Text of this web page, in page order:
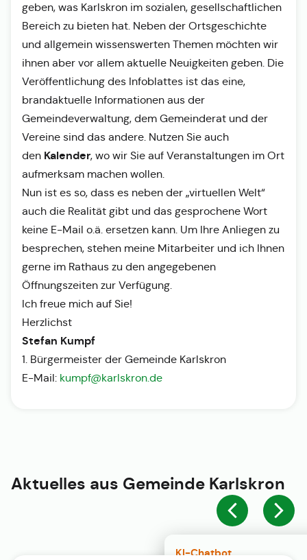
KI-Chatbot
geben, was Karlskron im sozialen, gesellschaftlichen
Bereich zu bieten hat. Neben der Ortsgeschichte
und allgemein wissenswerten Themen möchten wir
ihnen aber vor allem aktuelle Neuigkeiten geben. Die
Veröffentlichung des Infoblattes ist das eine,
brandaktuelle Informationen aus der
Gemeindeverwaltung, dem Gemeinderat und der
Vereine sind das andere. Nutzen Sie auch
den Kalender, wo wir Sie auf Veranstaltungen im Ort
aufmerksam machen wollen.
Nun ist es so, dass es neben der „virtuellen Welt“
auch die Realität gibt und das gesprochene Wort
keine E-Mail o.ä. ersetzen kann. Um Ihre Anliegen zu
besprechen, stehen meine Mitarbeiter und ich Ihnen
gerne im Rathaus zu den angegebenen
Öffnungszeiten zur Verfügung.
Ich freue mich auf Sie!
Herzlichst
Stefan Kumpf
1. Bürgermeister der Gemeinde Karlskron
E-Mail: kumpf@karlskron.de
Aktuelles aus Gemeinde Karlskron